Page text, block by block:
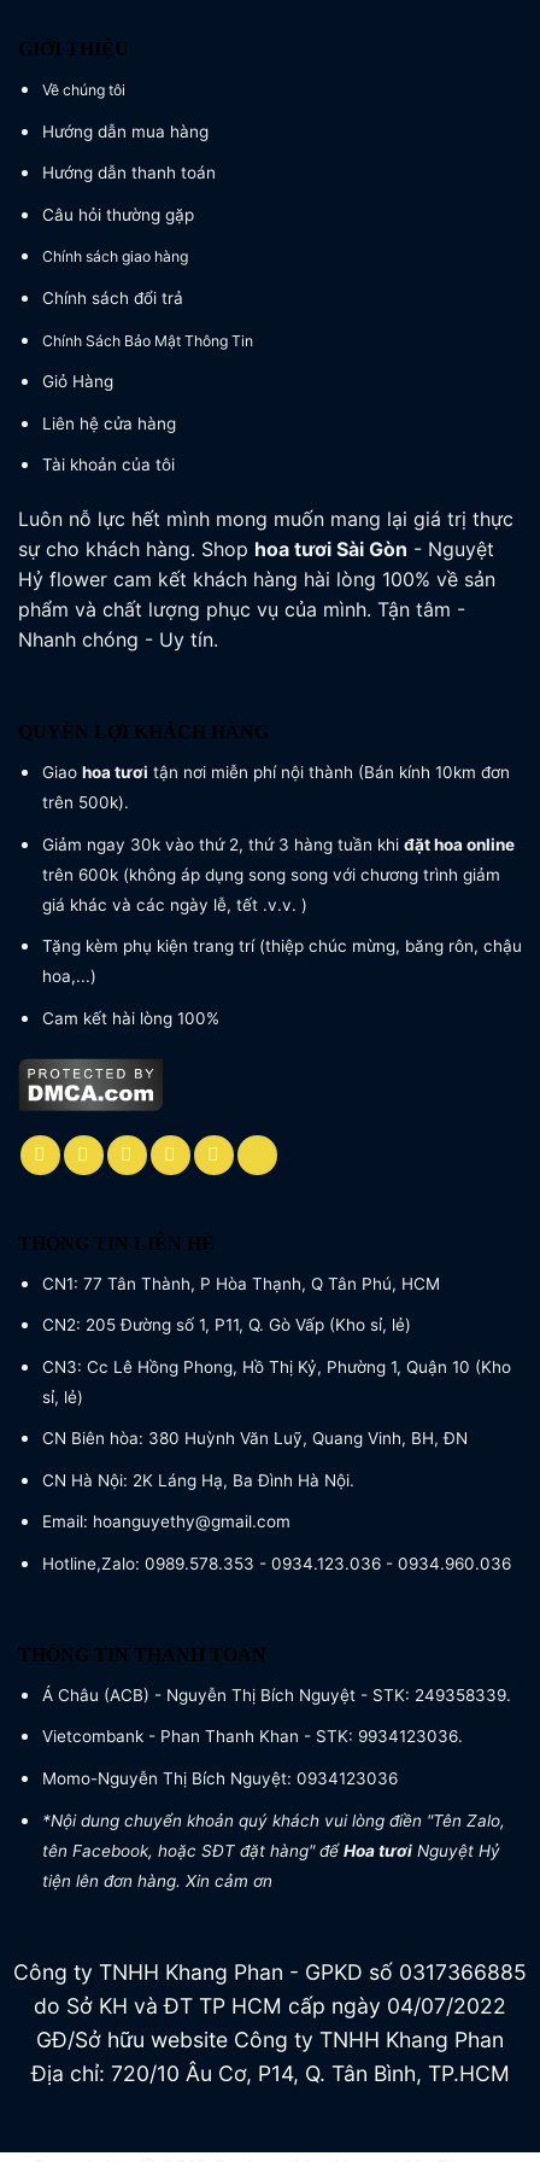
GIỚI THIỆU
Về chúng tôi
Hướng dẫn mua hàng
Hướng dẫn thanh toán
Câu hỏi thường gặp
Chính sách giao hàng
Chính sách đổi trả
Chính Sách Bảo Mật Thông Tin
Giỏ Hàng
Liên hệ cửa hàng
Tài khoản của tôi
Luôn nỗ lực hết mình mong muốn mang lại giá trị thực
sự cho khách hàng. Shop hoa tươi Sài Gòn - Nguyệt
Hỷ flower cam kết khách hàng hài lòng 100% về sản
phẩm và chất lượng phục vụ của mình. Tận tâm -
Nhanh chóng - Uy tín.
QUYỀN LỢI KHÁCH HÀNG
Giao hoa tươi tận nơi miễn phí nội thành (Bán kính 10km đơn
trên 500k).
Giảm ngay 30k vào thứ 2, thứ 3 hàng tuần khi đặt hoa online
trên 600k (không áp dụng song song với chương trình giảm
giá khác và các ngày lễ, tết .v.v. )
Tặng kèm phụ kiện trang trí (thiệp chúc mừng, băng rôn, chậu
hoa,...)
Cam kết hài lòng 100%
THÔNG TIN LIÊN HỆ
CN1: 77 Tân Thành, P Hòa Thạnh, Q Tân Phú, HCM
CN2: 205 Đường số 1, P11, Q. Gò Vấp (Kho sỉ, lẻ)
CN3: Cc Lê Hồng Phong, Hồ Thị Kỷ, Phường 1, Quận 10 (Kho
sỉ, lẻ)
CN Biên hòa: 380 Huỳnh Văn Luỹ, Quang Vinh, BH, ĐN
CN Hà Nội: 2K Láng Hạ, Ba Đình Hà Nội.
Email: hoanguyethy@gmail.com
Hotline,Zalo: 0989.578.353 - 0934.123.036 - 0934.960.036
THÔNG TIN THANH TOÁN
Á Châu (ACB) - Nguyễn Thị Bích Nguyệt - STK: 249358339.
Vietcombank - Phan Thanh Khan - STK: 9934123036.
Momo-Nguyễn Thị Bích Nguyệt: 0934123036
*Nội dung chuyển khoản quý khách vui lòng điền "Tên Zalo,
tên Facebook, hoặc SĐT đặt hàng" đểHoa tươi Nguyệt Hỷ
tiện lên đơn hàng. Xin cảm ơn
Công ty TNHH Khang Phan - GPKD số 0317366885
do Sở KH và ĐT TP HCM cấp ngày 04/07/2022
GĐ/Sở hữu website Công ty TNHH Khang Phan
Địa chỉ: 720/10 Âu Cơ, P14, Q. Tân Bình, TP.HCM